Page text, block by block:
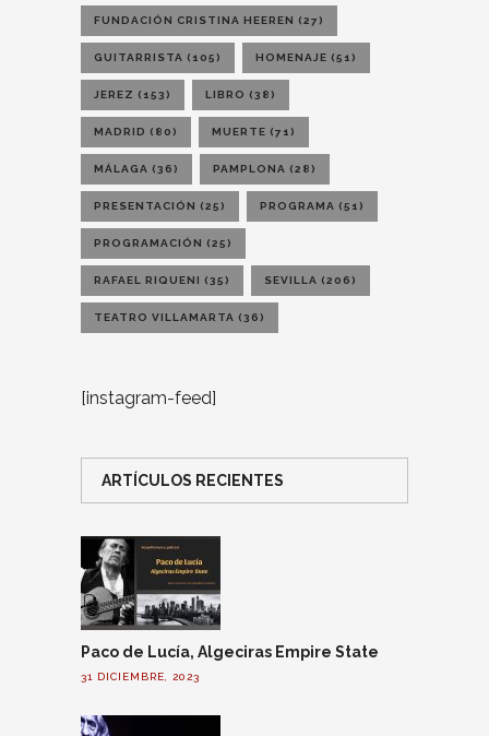
FUNDACIÓN CRISTINA HEEREN (27)
GUITARRISTA (105) HOMENAJE (51)
JEREZ (153) LIBRO (38)
MADRID (80) MUERTE (71)
MÁLAGA (36) PAMPLONA (28)
PRESENTACIÓN (25) PROGRAMA (51)
PROGRAMACIÓN (25)
RAFAEL RIQUENI (35) SEVILLA (206)
TEATRO VILLAMARTA (36)
[instagram-feed]
ARTÍCULOS RECIENTES
Paco de Lucía, Algeciras Empire State
31 DICIEMBRE, 2023